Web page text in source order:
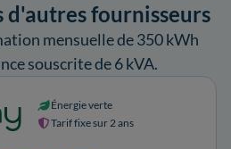
d'autres fournisseurs
mensuelle de 350 kWh
souscrite de 6 kVA.
Énergie verte
Tarif fixe sur 2 ans